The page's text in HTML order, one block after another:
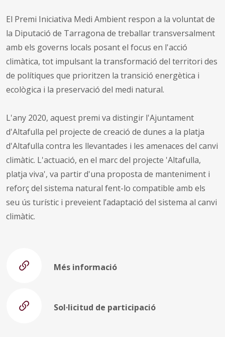
El Premi Iniciativa Medi Ambient respon a la voluntat de
la Diputació de Tarragona de treballar transversalment
amb els governs locals posant el focus en l'acció
climàtica, tot impulsant la transformació del territori des
de polítiques que prioritzen la transició energètica i
ecològica i la preservació del medi natural.
L'any 2020, aquest premi va distingir l'Ajuntament
d'Altafulla pel projecte de creació de dunes a la platja
d'Altafulla contra les llevantades i les amenaces del canvi
climàtic. L'actuació, en el marc del projecte 'Altafulla,
platja viva', va partir d'una proposta de manteniment i
reforç del sistema natural fent-lo compatible amb els
seu ús turístic i preveient l’adaptació del sistema al canvi
climàtic.
Més informació
Sol·licitud de participació